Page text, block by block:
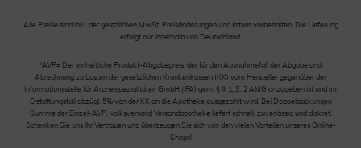
Alle Preise sind inkl. der gestzlichen MwSt. Preisänderungen und Irrtum vorbehalten. Die Lieferung
erfolgt nur innerhalb von Deutschland.
*AVP= Der einheitliche Produkt-Abgabepreis, der für den Ausnahmefall der Abgabe und
Abrechnung zu Lasten der gesetzlichen Krankenkassen (KK) vom Hersteller gegenüber der
Informationsstelle für Arzneispezialitäten GmbH (IFA) gem. § III 1, S. 2 AMG anzugeben ist und im
Erstattungsfall abzügl. 5% von der KK an die Apotheke ausgezahlt wird. Bei Doppelpackungen
Summe der Einzel-AVP. Volksversand Versandapotheke liefert schnell, zuverlässig und diskret.
Schenken Sie uns Ihr Vertrauen und überzeugen Sie sich von den vielen Vorteilen unseres Online-
Shops!